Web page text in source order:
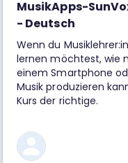
MusikApps-
- Deutsch
Wenn du
lernen möchtest, wie
einem Smartphone
Musik produzieren